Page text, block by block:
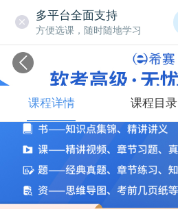
多平台全面支持
方便选课，随时随地学习
课程详情 课程目录